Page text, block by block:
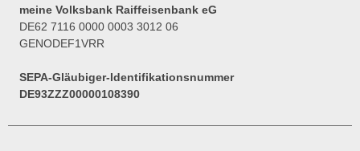
meine Volksbank Raiffeisenbank eG
DE62 7116 0000 0003 3012 06
GENODEF1VRR
SEPA-Gläubiger-Identifikationsnummer
DE93ZZZ00000108390